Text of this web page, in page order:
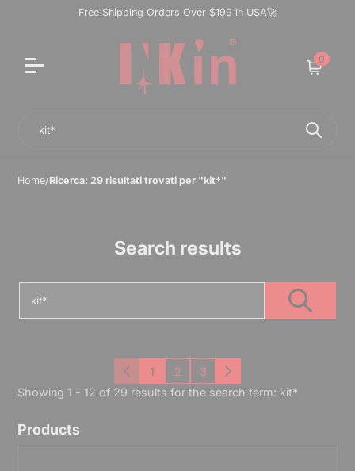
Free Shipping Orders Over $199 in USA🚀
0
Cart
Home/Ricerca: 29 risultati trovati per "kit*"
Search results
Previous
1 2 3
Next
Showing 1 - 12 of 29 results for the search term: kit*
Products